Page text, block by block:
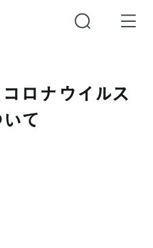
ロナウイルス
て